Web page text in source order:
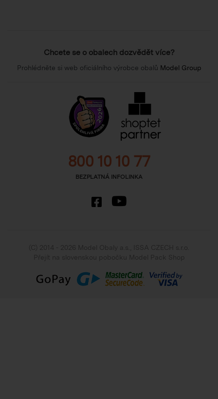
Chcete se o obalech dozvědět více?
Prohlédněte si web oficiálního výrobce obalů Model Group
800 10 10 77
BEZPLATNÁ INFOLINKA